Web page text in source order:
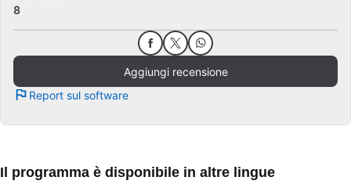
8
Aggiungi recensione
Report sul software
Il programma è disponibile in altre lingue